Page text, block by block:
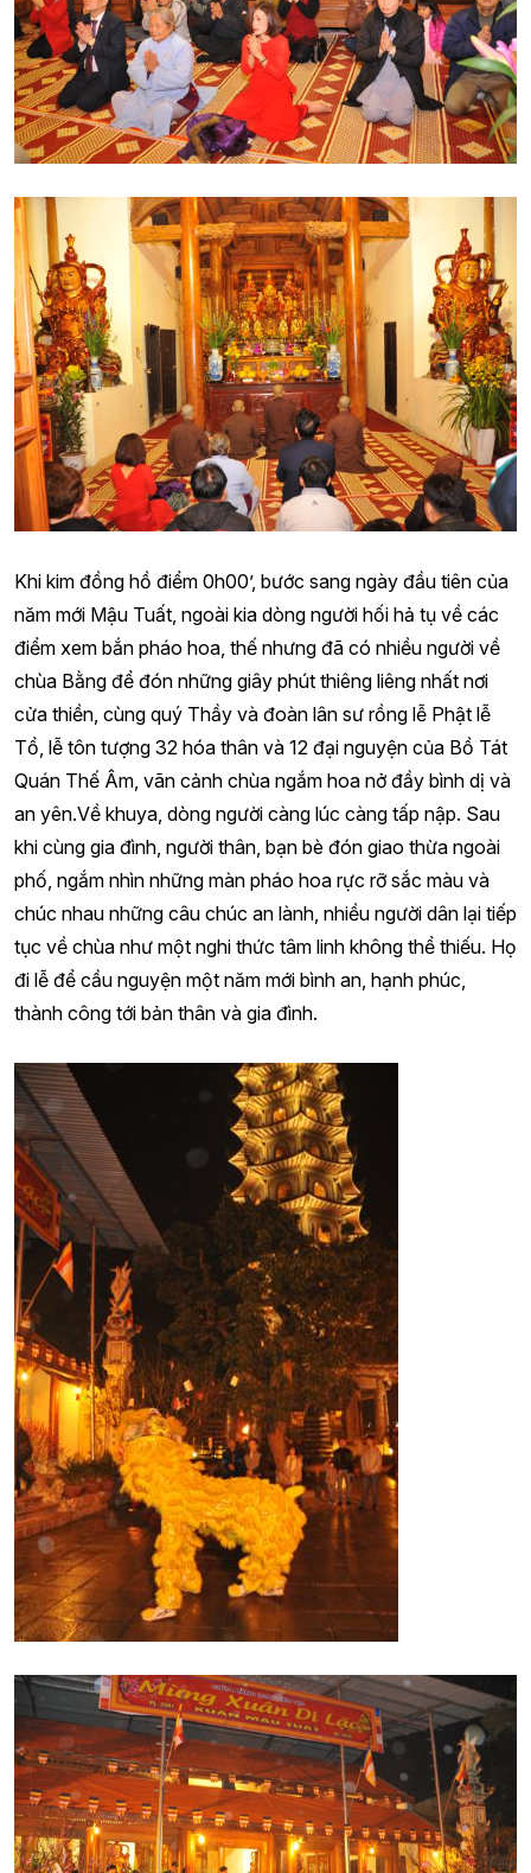
Khi kim đồng hồ điểm 0h00’, bước sang ngày đầu tiên của
năm mới Mậu Tuất, ngoài kia dòng người hối hả tụ về các
điểm xem bắn pháo hoa, thế nhưng đã có nhiều người về
chùa Bằng để đón những giây phút thiêng liêng nhất nơi
cửa thiền, cùng quý Thầy và đoàn lân sư rồng lễ Phật lễ
Tổ, lễ tôn tượng 32 hóa thân và 12 đại nguyện của Bồ Tát
Quán Thế Âm, vãn cảnh chùa ngắm hoa nở đầy bình dị và
an yên.Về khuya, dòng người càng lúc càng tấp nập. Sau
khi cùng gia đình, người thân, bạn bè đón giao thừa ngoài
phố, ngắm nhìn những màn pháo hoa rực rỡ sắc màu và
chúc nhau những câu chúc an lành, nhiều người dân lại tiếp
tục về chùa như một nghi thức tâm linh không thể thiếu. Họ
đi lễ để cầu nguyện một năm mới bình an, hạnh phúc,
thành công tới bản thân và gia đình.